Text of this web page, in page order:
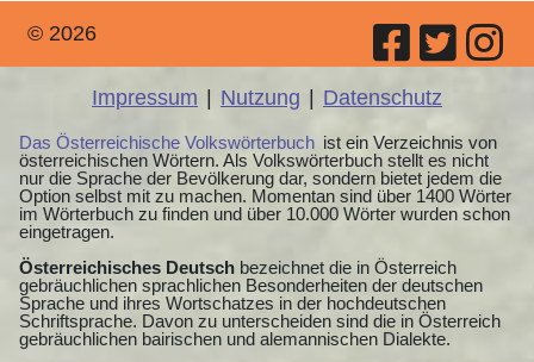
© 2026
Impressum | Nutzung | Datenschutz
Das Österreichische Volkswörterbuch ist ein Verzeichnis von
österreichischen Wörtern. Als Volkswörterbuch stellt es nicht
nur die Sprache der Bevölkerung dar, sondern bietet jedem die
Option selbst mit zu machen. Momentan sind über 1400 Wörter
im Wörterbuch zu finden und über 10.000 Wörter wurden schon
eingetragen.
Österreichisches Deutsch bezeichnet die in Österreich
gebräuchlichen sprachlichen Besonderheiten der deutschen
Sprache und ihres Wortschatzes in der hochdeutschen
Schriftsprache. Davon zu unterscheiden sind die in Österreich
gebräuchlichen bairischen und alemannischen Dialekte.